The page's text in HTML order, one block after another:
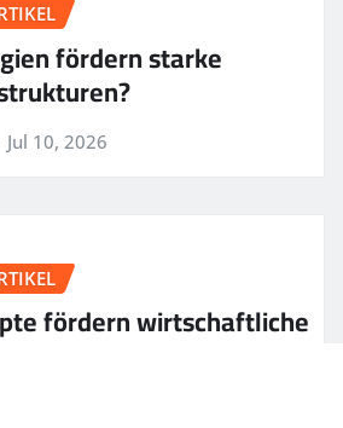
fördern starke
Jul 10, 2026
fördern wirtschaftliche